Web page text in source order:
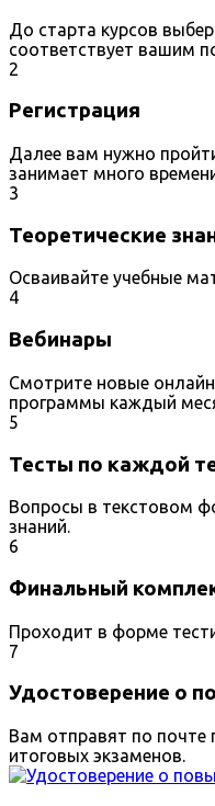
До старта курсов
соответствует вашим
2
Регистрация
Далее вам нужно
занимает много
3
Теоретические
Осваивайте учебные
4
Вебинары
Смотрите новые
программы каждый
5
Тесты по каждой
Вопросы в текстовом
знаний.
6
Финальный
Проходит в форме
7
Удостоверение о
Вам отправят по почте
итоговых экзаменов.